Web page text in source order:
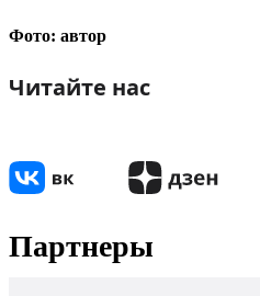
Фото: автор
Читайте нас
Партнеры